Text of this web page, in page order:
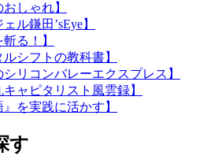
しゃれ】
ル鎌田’sEye】
る！】
シフトの教科書】
リコンバレーエクスプレス】
ャピタリスト風雲録】
を実践に活かす】
す